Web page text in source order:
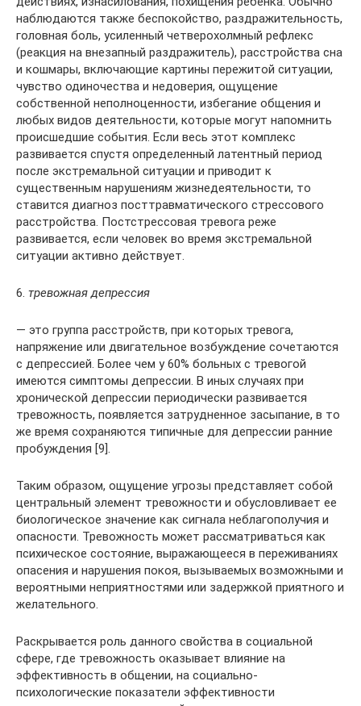
наблюдаются также беспокойство, раздражительность,
головная боль, усиленный четверохолмный рефлекс
(реакция на внезапный раздражитель), расстройства сна
и кошмары, включающие картины пережитой ситуации,
чувство одиночества и недоверия, ощущение
собственной неполноценности, избегание общения и
любых видов деятельности, которые могут напомнить
происшедшие события. Если весь этот комплекс
развивается спустя определенный латентный период
после экстремальной ситуации и приводит к
существенным нарушениям жизнедеятельности, то
ставится диагноз посттравматического стрессового
расстройства. Постстрессовая тревога реже
развивается, если человек во время экстремальной
ситуации активно действует.
6. тревожная депрессия
— это группа расстройств, при которых тревога,
напряжение или двигательное возбуждение сочетаются
с депрессией. Более чем у 60% больных с тревогой
имеются симптомы депрессии. В иных случаях при
хронической депрессии периодически развивается
тревожность, появляется затрудненное засыпание, в то
же время сохраняются типичные для депрессии ранние
пробуждения [9].
Таким образом, ощущение угрозы представляет собой
центральный элемент тревожности и обусловливает ее
биологическое значение как сигнала неблагополучия и
опасности. Тревожность может рассматриваться как
психическое состояние, выражающееся в переживаниях
опасения и нарушения покоя, вызываемых возможными и
вероятными неприятностями или задержкой приятного и
желательного.
Раскрывается роль данного свойства в социальной
сфере, где тревожность оказывает влияние на
эффективность в общении, на социально-
психологические показатели эффективности